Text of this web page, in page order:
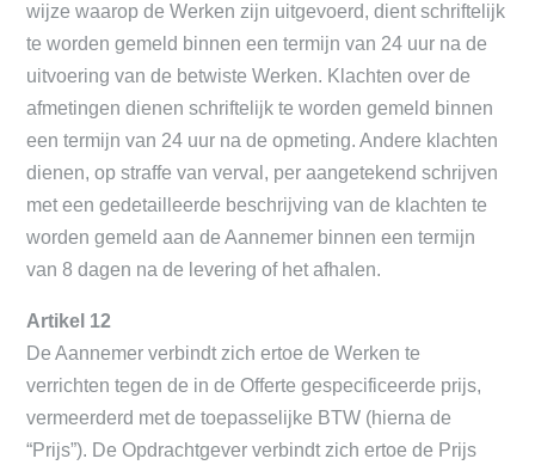
wijze waarop de Werken zijn uitgevoerd, dient schriftelijk
te worden gemeld binnen een termijn van 24 uur na de
uitvoering van de betwiste Werken. Klachten over de
afmetingen dienen schriftelijk te worden gemeld binnen
een termijn van 24 uur na de opmeting. Andere klachten
dienen, op straffe van verval, per aangetekend schrijven
met een gedetailleerde beschrijving van de klachten te
worden gemeld aan de Aannemer binnen een termijn
van 8 dagen na de levering of het afhalen.
Artikel 12
De Aannemer verbindt zich ertoe de Werken te
verrichten tegen de in de Offerte gespecificeerde prijs,
vermeerderd met de toepasselijke BTW (hierna de
“Prijs”). De Opdrachtgever verbindt zich ertoe de Prijs